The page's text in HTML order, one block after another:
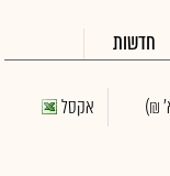
חדשות
₪) אקסל